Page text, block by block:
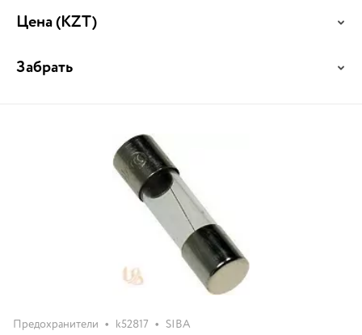
Цена(KZT)
Забрать
Предохранители • k52817 • SIBA